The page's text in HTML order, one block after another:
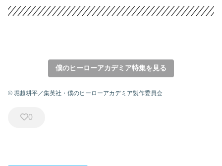
僕のヒーローアカデミア特集を見る
© 堀越耕平／集英社・僕のヒーローアカデミア製作委員会
0